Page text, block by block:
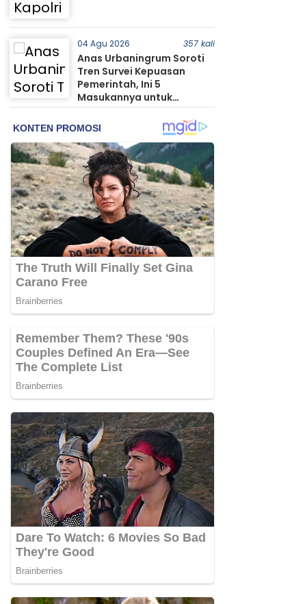
04 Agu 2026 357 kali
Anas Urbaningrum Soroti
Tren Survei Kepuasan
Pemerintah, Ini 5
Masukannya untuk
Prabowo